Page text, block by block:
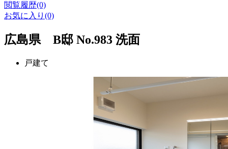
閲覧履歴(0)
お気に入り(0)
広島県 B邸 No.983 洗面
戸建て